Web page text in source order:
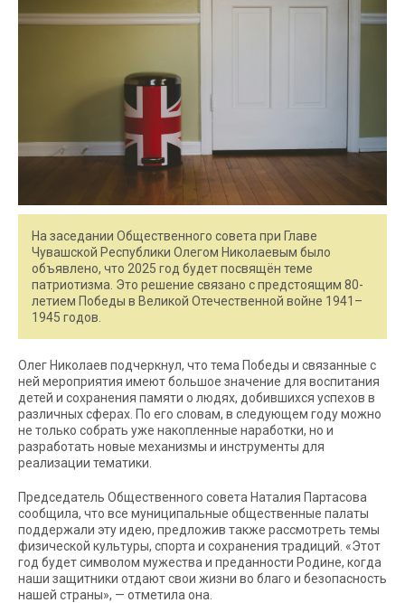
На заседании Общественного совета при Главе
Чувашской Республики Олегом Николаевым было
объявлено, что 2025 год будет посвящён теме
патриотизма. Это решение связано с предстоящим 80-
летием Победы в Великой Отечественной войне 1941–
1945 годов.
Олег Николаев подчеркнул, что тема Победы и связанные с
ней мероприятия имеют большое значение для воспитания
детей и сохранения памяти о людях, добившихся успехов в
различных сферах. По его словам, в следующем году можно
не только собрать уже накопленные наработки, но и
разработать новые механизмы и инструменты для
реализации тематики.
Председатель Общественного совета Наталия Партасова
сообщила, что все муниципальные общественные палаты
поддержали эту идею, предложив также рассмотреть темы
физической культуры, спорта и сохранения традиций. «Этот
год будет символом мужества и преданности Родине, когда
наши защитники отдают свои жизни во благо и безопасность
нашей страны», — отметила она.